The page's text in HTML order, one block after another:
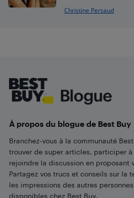
Christine Persaud
À propos du blogue de Best Buy
Branchez-vous à la communauté
trouver de super articles, participer
rejoindre la discussion en proposant
Partagez vos trucs et conseils sur la
les impressions des autres
disponibles chez Best Buy.